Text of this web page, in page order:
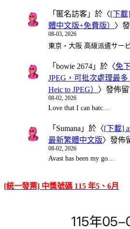
「 匿名訪客 」於〈[下載
體中文版+免費版） 〉
08-03, 2026
東京・大阪 高級派遣サー
「 bowie 2674 」於〈免
JPEG，可批次處理最
Heic to JPEG） 〉發佈
08-02, 2026
Love that I can batc…
「 Sumana 」於〈[下載]
最新繁體中文版〉發佈
08-02, 2026
Avast has been my go…
[統一發票] 中獎號碼 115 年5、6月